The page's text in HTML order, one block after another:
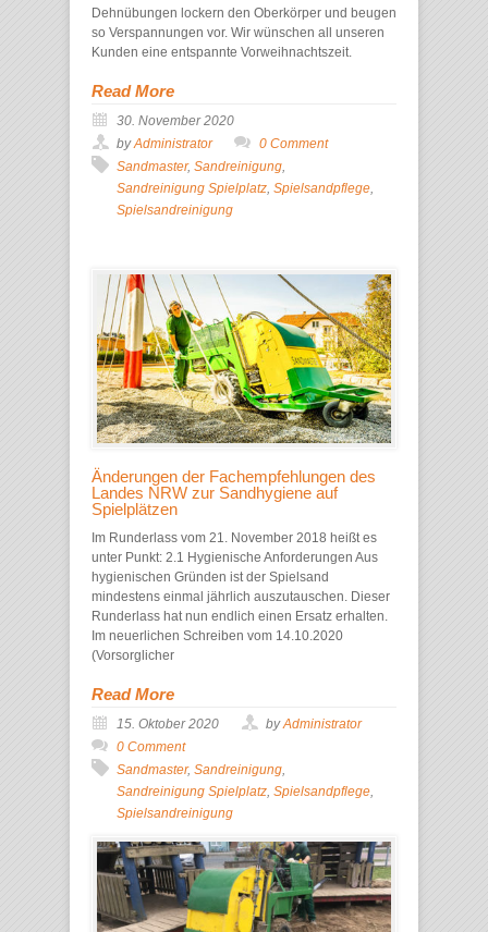
Dehnübungen lockern den Oberkörper und beugen
so Verspannungen vor. Wir wünschen all unseren
Kunden eine entspannte Vorweihnachtszeit.
Read More
30. November 2020
byAdministrator
0 Comment
Sandmaster, Sandreinigung
Sandreinigung Spielplatz Spielsandpflege
Spielsandreinigung
Änderungen der Fachempfehlungen des
Landes NRW zur Sandhygiene auf
Spielplätzen
Im Runderlass vom 21. November 2018 heißt es
unter Punkt: 2.1 Hygienische Anforderungen Aus
hygienischen Gründen ist der Spielsand
mindestens einmal jährlich auszutauschen. Dieser
Runderlass hat nun endlich einen Ersatz erhalten.
Im neuerlichen Schreiben vom 14.10.2020
(Vorsorglicher
Read More
15. Oktober 2020 byAdministrator
0 Comment
Sandmaster, Sandreinigung
Sandreinigung Spielplatz Spielsandpflege
Spielsandreinigung